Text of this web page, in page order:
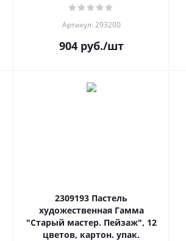
Артикул: 293200
904руб./шт
2309193 Пастель
художественная Гамма
"Старый мастер. Пейзаж", 12
цветов, картон. упак.